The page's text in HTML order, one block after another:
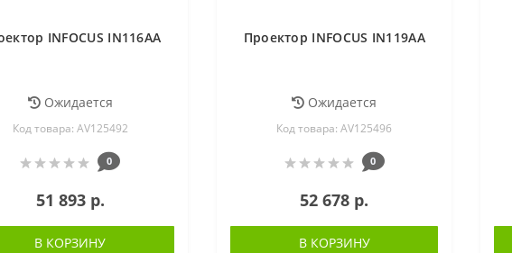
INFOCUS IN116AA
Ожидается
Код товара: AV125492
0
51 893 р.
В КОРЗИНУ
Проектор INFOCUS IN119AA
Ожидается
Код товара: AV125496
0
52 678 р.
В КОРЗИНУ